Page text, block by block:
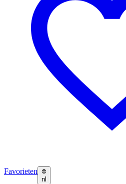
Favorieten
nl